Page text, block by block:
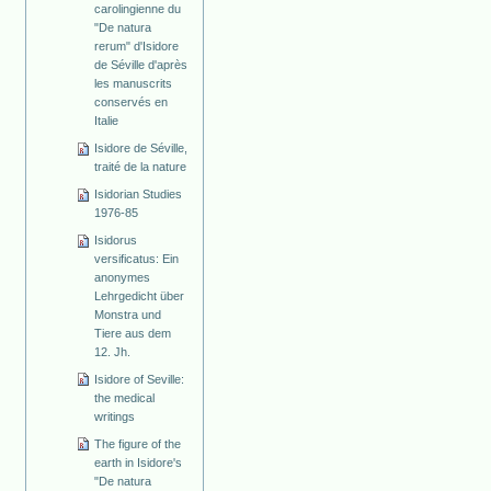
carolingienne du
"De natura
rerum" d'Isidore
de Séville d'après
les manuscrits
conservés en
Italie
Isidore de Séville,
traité de la nature
Isidorian Studies
1976-85
Isidorus
versificatus: Ein
anonymes
Lehrgedicht über
Monstra und
Tiere aus dem
12. Jh.
Isidore of Seville:
the medical
writings
The figure of the
earth in Isidore's
"De natura